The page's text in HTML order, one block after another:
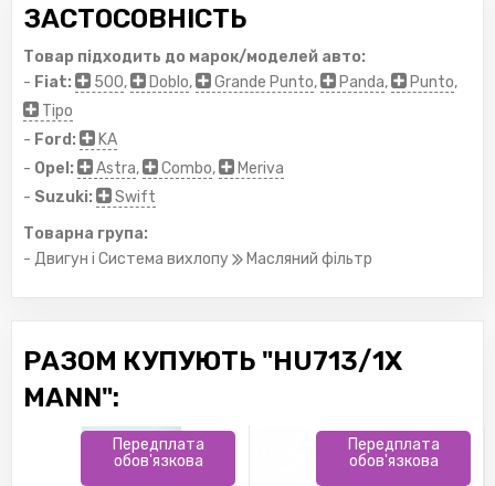
ЗАСТОСОВНІСТЬ
Товар підходить до марок/моделей авто:
- Fiat: 500, Doblo, Grande Punto, Panda, Punto,
Tipo
- Ford:
KA
- Opel: Astra, Combo,
Meriva
- Suzuki:
Swift
Товарна група:
- Двигун і Система вихлопу
Масляний фільтр
РАЗОМ КУПУЮТЬ "HU713/1X
MANN":
Передплата
обов'язкова
Передплата
обов'язкова